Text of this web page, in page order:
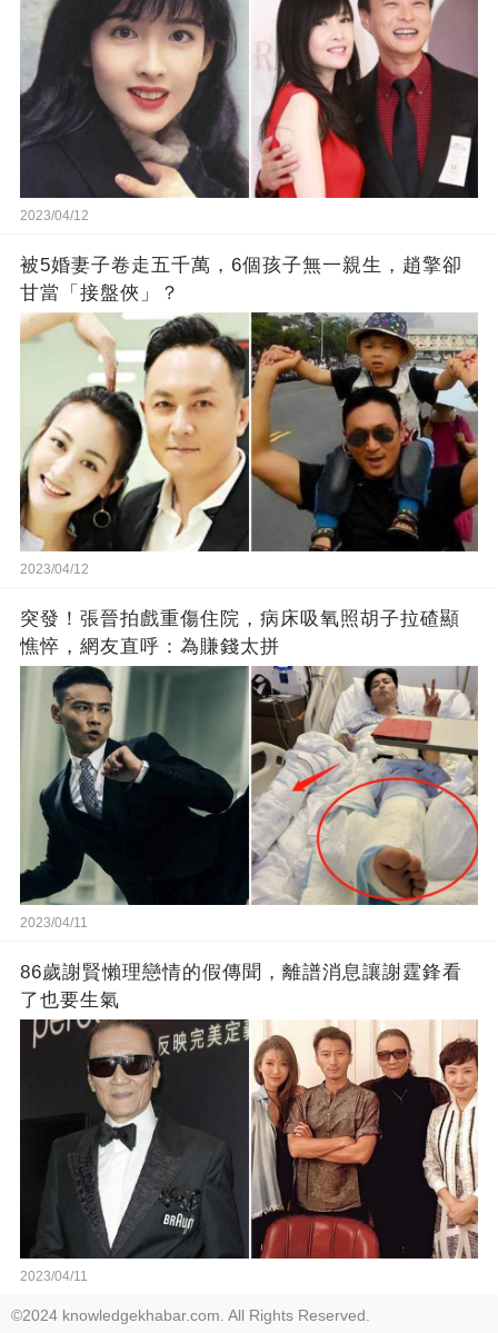
2023/04/12
被5婚妻子卷走五千萬，6個孩子無一親生，趙擎卻
甘當「接盤俠」？
2023/04/12
突發！張晉拍戲重傷住院，病床吸氧照胡子拉碴顯
憔悴，網友直呼：為賺錢太拼
2023/04/11
86歲謝賢懶理戀情的假傳聞，離譜消息讓謝霆鋒看
了也要生氣
2023/04/11
©2024 knowledgekhabar.com. All Rights Reserved.